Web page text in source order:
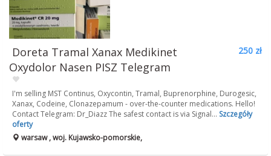
Doreta Tramal Xanax Medikinet
Oxydolor Nasen PISZ Telegram
250 zł
I'm selling MST Continus, Oxycontin, Tramal, Buprenorphine, Durogesic,
Xanax, Codeine, Clonazepamum - over-the-counter medications. Hello!
Contact Telegram: Dr_Diazz The safest contact is via Signal... Szczegóły
oferty
warsaw , woj. Kujawsko-pomorskie,